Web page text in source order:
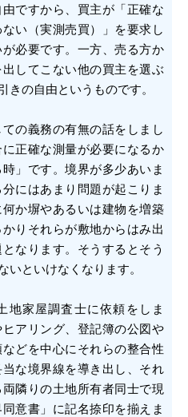
ですから、買主が「正確な
い（実測売買）」を要求し
必要です。一方、売る方か
してこない他の買主を選ぶ
きの自由というものです。
の義務の有無の話をしまし
正確な測量が必要になるか
」です。境界が多少あいま
にはあまり問題が起こりま
か塀やあるいは建物を増築
りそれらが敷地からはみ出
なります。そうするとそう
いといけなくなります。
地家屋調査士に依頼をしま
アリング、登記簿の公図や
どを中心にそれらの整合性
な境界線を導き出し、それ
隣りの土地所有者同士で現
意書」に記名捺印を揃えま